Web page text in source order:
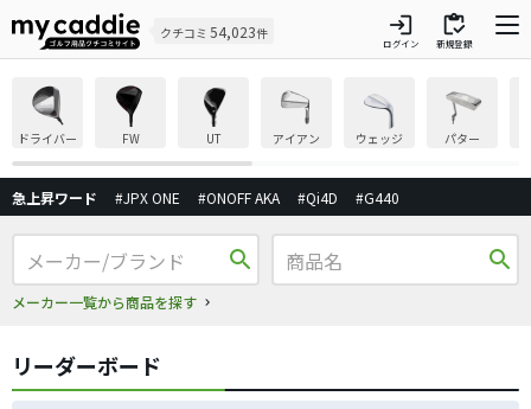
クチコミ 54,023件 login
ログイン
inventory
新規登録
ドライバー FW UT アイアン ウェッジ パター
急上昇ワード #JPX ONE #ONOFF AKA #Qi4D #G440
search
メーカー一覧から商品を探す
search
リーダーボード